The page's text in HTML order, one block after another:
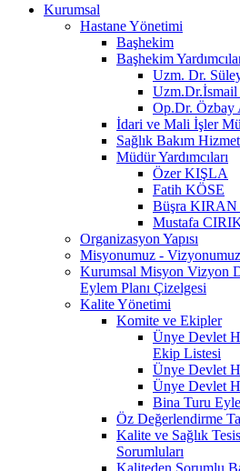
Kurumsal
Hastane Yönetimi
Başhekim
Başhekim
Uzm. Dr.
Op.Dr.
İdari ve Mali İşler
Sağlık Bakım
Müdür Yardımcıları
Özer KIŞLA
Fatih KÖSE
Büşra
Mustafa
Organizasyon Yapısı
Misyonumuz -
Kurumsal Misyon Vizyon
Eylem Planı Çizelgesi
Kalite Yönetimi
Komite ve Ekipler
Ünye Devlet
Ekip Listesi
Ünye Devlet
Ünye Devlet
Bina Turu
Öz Değerlendirme
Kalite ve Sağlık
Sorumluları
Kaliteden Sorumlu